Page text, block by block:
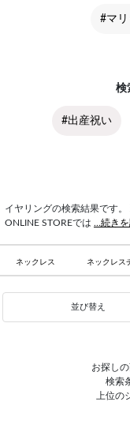
#マ
検
#出産祝い
イヤリングの検索結果です
ONLINE STOREでは ...続き
ネックレス ネックレス
並び替え
お探し
検索
上位の